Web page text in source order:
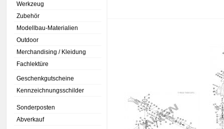
Werkzeug
Zubehör
Modellbau-Materialien
Outdoor
Merchandising / Kleidung
Fachlektüre
Geschenkgutscheine
Kennzeichnungsschilder
Sonderposten
Abverkauf